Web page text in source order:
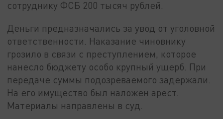
сотруднику ФСБ 200 тысяч рублей.
Деньги предназначались за увод от уголовной
ответственности. Наказание чиновнику
грозило в связи с преступлением, которое
нанесло бюджету особо крупный ущерб. При
передаче суммы подозреваемого задержали.
На его имущество был наложен арест.
Материалы направлены в суд.